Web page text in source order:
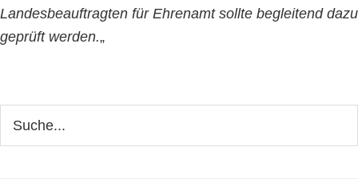
Landesbeauftragten für Ehrenamt sollte begleitend dazu
geprüft werden.„
Seitenspalte
durchsuchen